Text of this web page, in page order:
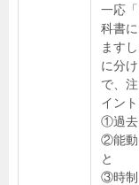
一応
科書
ます
に分
で、
イン
①過去
②能動
と
③時制